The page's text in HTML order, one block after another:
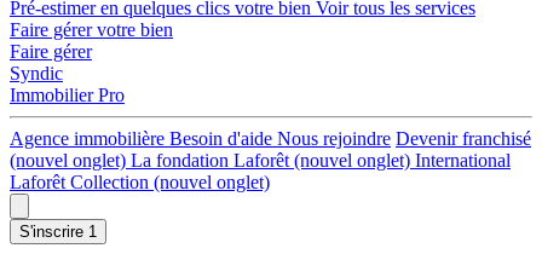
Pré-estimer en quelques clics votre bien Voir tous les services
Faire gérer votre bien
Faire gérer
Syndic
Immobilier Pro
Agence immobilière Besoin d'aide Nous rejoindre Devenir franchisé
(nouvel onglet) La fondation Laforêt (nouvel onglet) International
Laforêt Collection (nouvel onglet)
S'inscrire 1